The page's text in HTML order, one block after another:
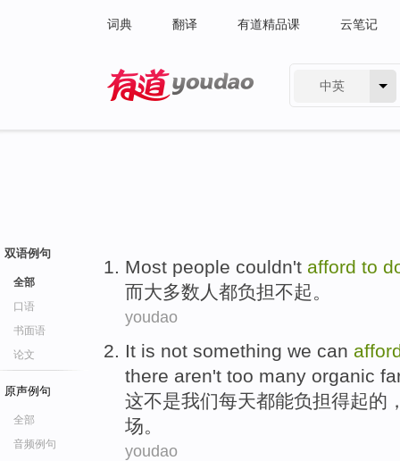
词典 翻译 有道精品课 云笔记
中英
双语例句
全部
口语
书面语
论文
原声例句
全部
音频例句
Most people couldn't afford to
而大多数 人 都负担不起。
youdao
It is not something we can
there aren't too many organic
这不是我们每天都能负担得起的
场。
youdao